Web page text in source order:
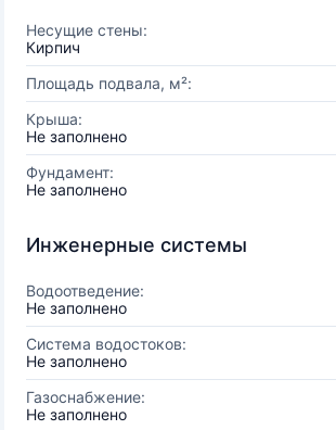
Несущие стены:
Кирпич
Площадь подвала, м²:
Крыша:
Не заполнено
Фундамент:
Не заполнено
Инженерные системы
Водоотведение:
Не заполнено
Система водостоков:
Не заполнено
Газоснабжение:
Не заполнено